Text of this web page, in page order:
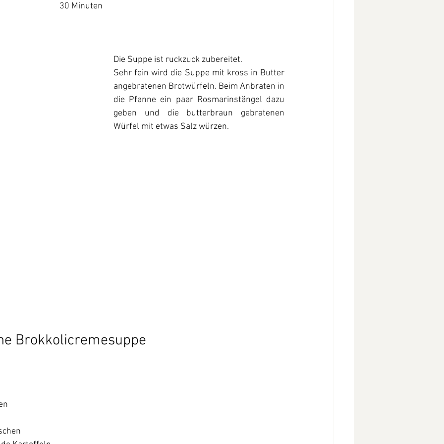
30 Minuten
Die Suppe ist ruckzuck zubereitet.
Sehr fein wird die Suppe mit kross in Butter
angebratenen Brotwürfeln. Beim Anbraten in
die Pfanne ein paar Rosmarinstängel dazu
geben und die butterbraun gebratenen
Würfel mit etwas Salz würzen.
Brokkolicremesuppe